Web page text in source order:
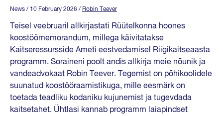
News / 10 February 2026 / Robin Teever
Teisel veebruaril allkirjastati Rüütelkonna hoones
koostöömemorandum, millega käivitatakse
Kaitseressursside Ameti eestvedamisel Riigikaitseaasta
programm. Soraineni poolt andis allkirja meie nõunik ja
vandeadvokaat Robin Teever. Tegemist on põhikoolidele
suunatud koostööraamistikuga, mille eesmärk on
toetada teadliku kodaniku kujunemist ja tugevdada
kaitsetahet. Ühtlasi kannab programm laiapindset